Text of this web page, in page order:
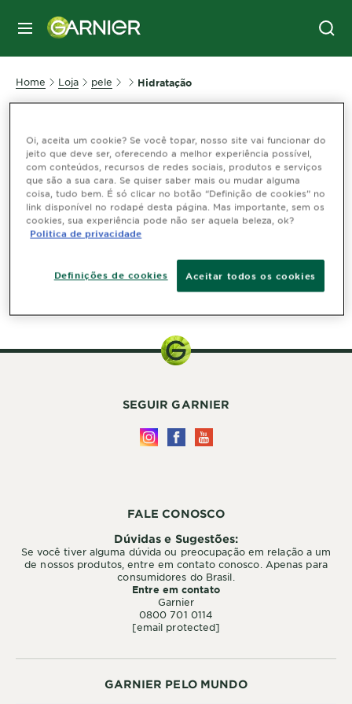
MENU
Home Loja pele Hidratação
Hidratação: Produtos Garnier
para uma Pele Saudável
Filters
Mostrando para você (0) resultados(s)
GARNIER PELO MUNDO
FALE CONOSCO
Dúvidas e Sugestões:
Se você tiver alguma dúvida ou preocupação em relação a um
de nossos produtos, entre em contato conosco. Apenas para
consumidores do Brasil.
Entre em contato
Garnier
0800 701 0114
[email protected]
SEGUIR GARNIER
Oi, aceita um cookie? Se você topar, nosso site vai funcionar do
jeito que deve ser, oferecendo a melhor experiência possível,
com conteúdos, recursos de redes sociais, produtos e serviços
que são a sua cara. Se quiser saber mais ou mudar alguma
coisa, tudo bem. É só clicar no botão “Definição de cookies” no
link disponível no rodapé desta página. Mas importante, sem os
cookies, sua experiência pode não ser aquela beleza, ok?
Politica de privacidade
Definições de cookies Aceitar todos os cookies